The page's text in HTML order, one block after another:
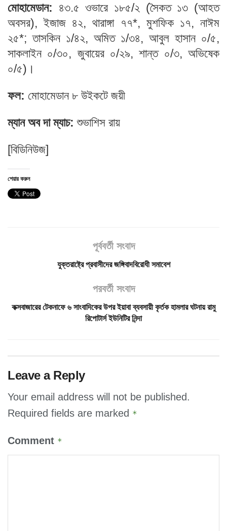
মোহামেডান: ৪৩.৫ ওভারে ১৮৫/২ (সৈকত ১৩ (আহত
অবসর), ইজাজ ৪২, থারাঙ্গা ৭৭*, মুশফিক ১৭, নাঈম
২৫*; তাসকিন ১/৪২, অমিত ১/৩৪, আবুল হাসান ০/৫,
সাকলাইন ০/৩০, জুবায়ের ০/২৯, শান্ত ০/৩, অভিষেক
০/৫)।
ফল: মোহামেডান ৮ উইকটে জয়ী
ম্যান অব দা ম্যাচ:শুভাশিস রায়
[বিডিনিউজ]
শেয়ার করুন
পূর্ববর্তী সংবাদ
যুক্তরাষ্ট্রে প্রবাসীদের জঙ্গিবাদবিরোধী সমাবেশ
পরবর্তী সংবাদ
কক্সবাজারের টেকনাফে ৬ সাংবাদিকের উপর ইয়াবা ব্যবসায়ী কৃর্তক হামলার ঘটনায় রামু
রিপোটার্স ইউনিটির নিন্দা
Leave a Reply
Your email address will not be published.
Required fields are marked *
Comment *